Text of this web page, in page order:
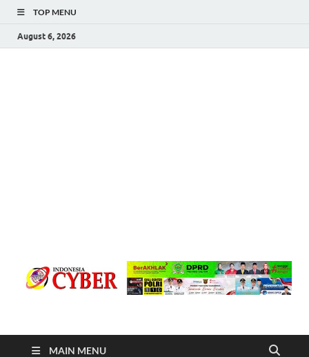
TOP MENU
August 6, 2026
Indonesia Cyber
MAIN MENU